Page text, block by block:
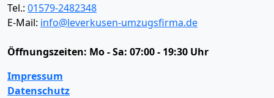
Tel.: 01579-2482348
E-Mail: info@leverkusen-umzugsfirma.de
Öffnungszeiten: Mo - Sa: 07:00 - 19:30 Uhr
Impressum
Datenschutz